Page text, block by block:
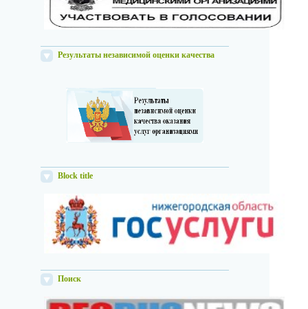
Результаты независимой оценки качества
Block title
Поиск